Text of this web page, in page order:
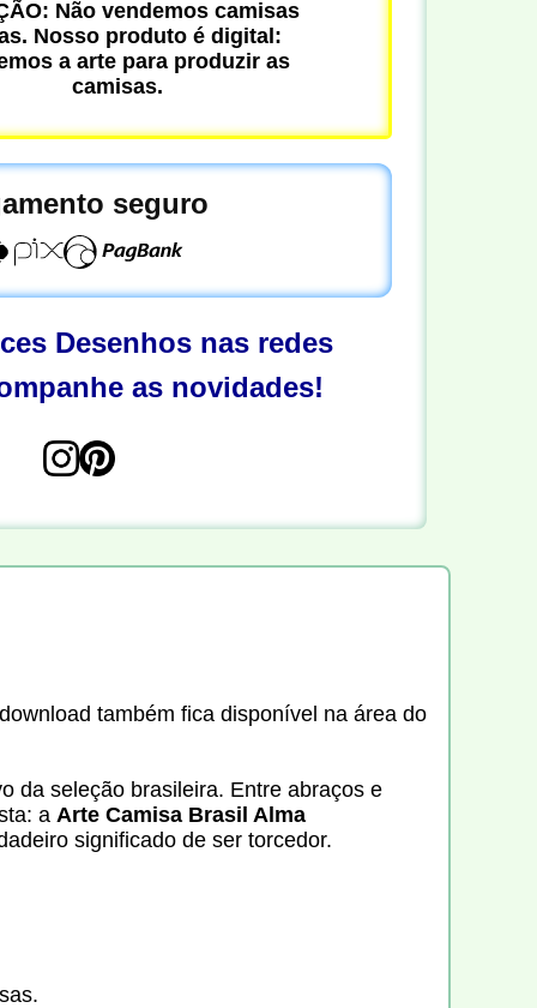
Não vendemos camisas
Nosso produto é digital:
a arte para produzir as
camisas.
seguro
Desenhos nas redes
as novidades!
também fica disponível na área do
da seleção brasileira. Entre abraços e
a Arte Camisa Brasil Alma
significado de ser torcedor.